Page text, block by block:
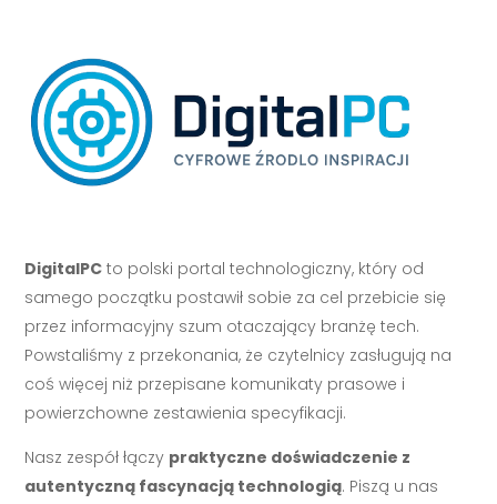
DigitalPC to polski portal technologiczny, który od
samego początku postawił sobie za cel przebicie się
przez informacyjny szum otaczający branżę tech.
Powstaliśmy z przekonania, że czytelnicy zasługują na
coś więcej niż przepisane komunikaty prasowe i
powierzchowne zestawienia specyfikacji.
Nasz zespół łączy praktyczne doświadczenie z
autentyczną fascynacją technologią. Piszą u nas